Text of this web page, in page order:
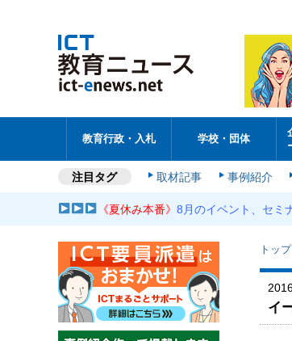
教育行政・入札 学校・団体
注目タグ 取材記事 事例紹介
《夏休み本番》8月のイベント、セミ
トップ
イ